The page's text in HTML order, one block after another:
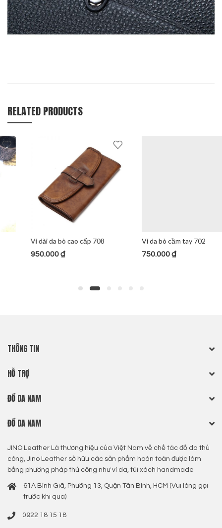
RELATED PRODUCTS
Ví dài da bò cao cấp 708
950.000₫
Ví da bò cầm tay 702
750.000₫
THÔNG TIN
HỖ TRỢ
ĐỒ DA NAM
ĐỒ DA NAM
JINO Leather Là thương hiệu của Việt Nam về chế tác đồ da thủ
công, Jino Leather sở hữu các sản phẩm hoàn toàn được làm
bằng phương pháp thủ công như ví da, túi xách handmade
61A Bình Giã, Phường 13, Quận Tân Bình, HCM (Vui lòng gọi
trước khi qua)
0922 18 15 18